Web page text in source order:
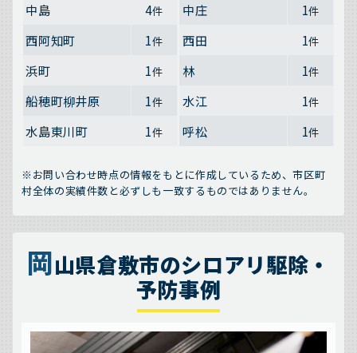
中島 4件
西阿知町 1件
浜町 1件
船穂町柳井原 1件
水島東川町 1件
中庄 1件
西田 1件
林 1件
水江 1件
呼松 1件
※お問い合わせ時点の情報をもとに作成しているため、市区町
村全体の実績件数と必ずしも一致するものではありません。
岡山県倉敷市のシロアリ駆除・
予防事例